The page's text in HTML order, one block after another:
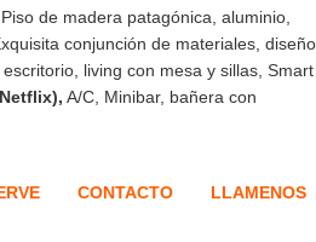
de madera patagónica, aluminio,
conjunción de materiales, diseño
living con mesa y sillas, Smart
A/C, Minibar, bañera con
CONTACTO
LLAMENOS